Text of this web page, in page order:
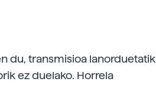
du, transmisioa lanorduetatik
ez duelako. Horrela